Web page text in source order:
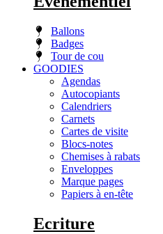
Ballons
Badges
Tour de cou
GOODIES
Agendas
Autocopiants
Calendriers
Carnets
Cartes de visite
Blocs-notes
Chemises à rabats
Enveloppes
Marque pages
Papiers à en-tête
Ecriture